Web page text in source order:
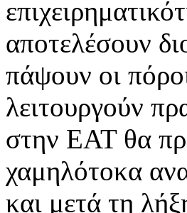
αποτελέσουν
πάψουν οι
λειτουργούν
στην ΕΑΤ θα
χαμηλότοκα
και μετά τη